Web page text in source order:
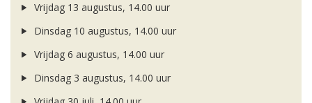
Vrijdag 13 augustus, 14.00 uur
Dinsdag 10 augustus, 14.00 uur
Vrijdag 6 augustus, 14.00 uur
Dinsdag 3 augustus, 14.00 uur